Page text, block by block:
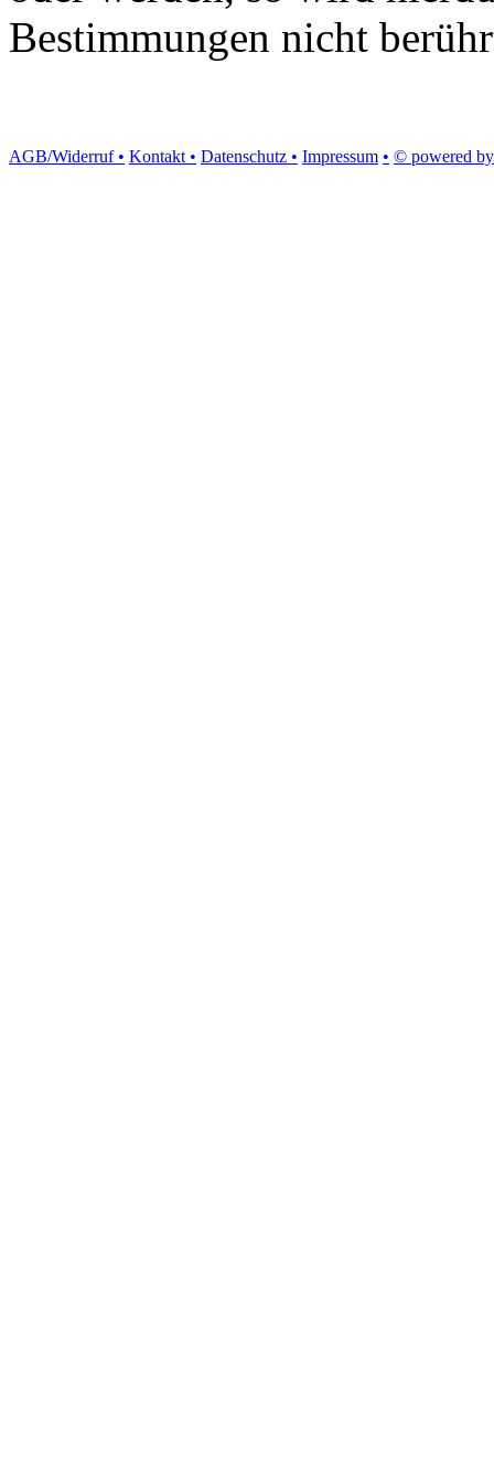
Bestimmungen nicht
AGB/Widerruf • Kontakt • Datenschutz • Impressum • © powered